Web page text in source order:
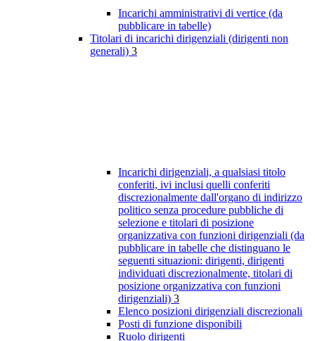
Incarichi amministrativi di vertice (da
pubblicare in tabelle)
Titolari di incarichi dirigenziali (dirigenti non
generali) 3
Incarichi dirigenziali, a qualsiasi titolo
conferiti, ivi inclusi quelli conferiti
discrezionalmente dall'organo di indirizzo
politico senza procedure pubbliche di
selezione e titolari di posizione
organizzativa con funzioni dirigenziali (da
pubblicare in tabelle che distinguano le
seguenti situazioni: dirigenti, dirigenti
individuati discrezionalmente, titolari di
posizione organizzativa con funzioni
dirigenziali) 3
Elenco posizioni dirigenziali discrezionali
Posti di funzione disponibili
Ruolo dirigenti